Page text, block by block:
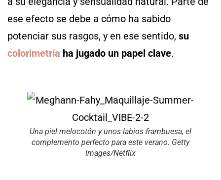
ese efecto se debe a cómo ha sabido
potenciar sus rasgos, y en ese sentido, su
colorimetría ha jugado un papel clave.
Una piel melocotón y unos labios frambuesa, el
complemento perfecto para este verano. Getty
Images/Netflix